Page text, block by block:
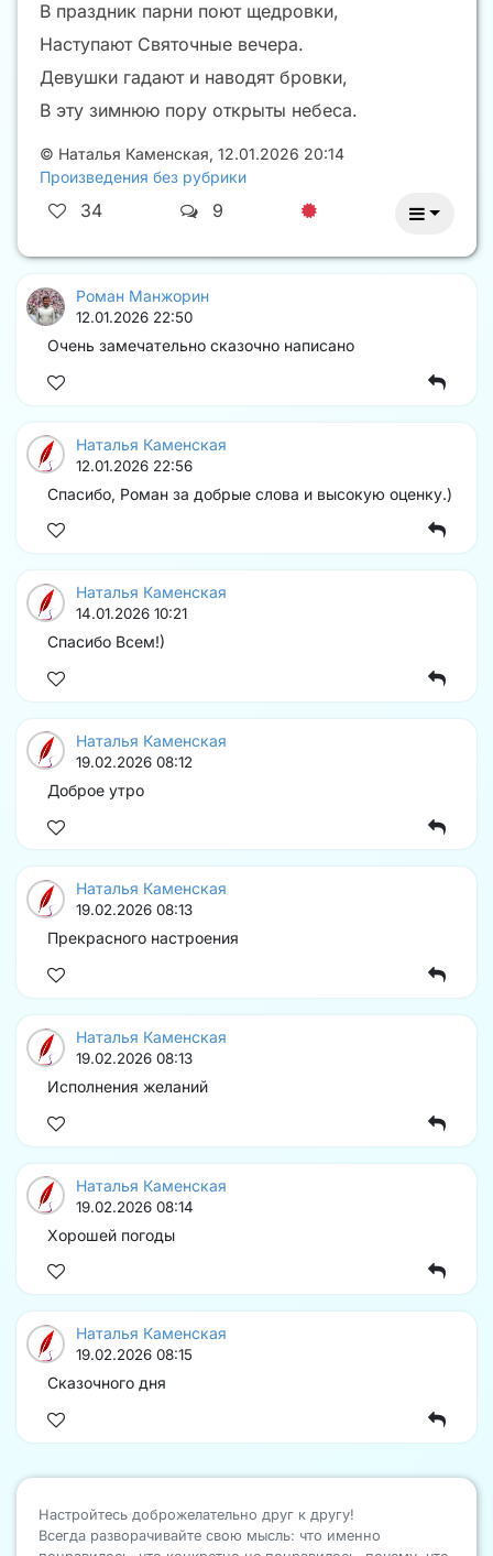
В праздник парни поют щедровки,
Наступают Святочные вечера.
Девушки гадают и наводят бровки,
В эту зимнюю пору открыты небеса.
© Наталья Каменская, 12.01.2026 20:14
Произведения без рубрики
34 9
Роман Манжорин
12.01.2026 22:50
Очень замечательно сказочно написано
Наталья Каменская
12.01.2026 22:56
Спасибо, Роман за добрые слова и высокую оценку.)
Наталья Каменская
14.01.2026 10:21
Спасибо Всем!)
Наталья Каменская
19.02.2026 08:12
Доброе утро
Наталья Каменская
19.02.2026 08:13
Прекрасного настроения
Наталья Каменская
19.02.2026 08:13
Исполнения желаний
Наталья Каменская
19.02.2026 08:14
Хорошей погоды
Наталья Каменская
19.02.2026 08:15
Сказочного дня
Настройтесь доброжелательно друг к другу!
Всегда разворачивайте свою мысль: что именно